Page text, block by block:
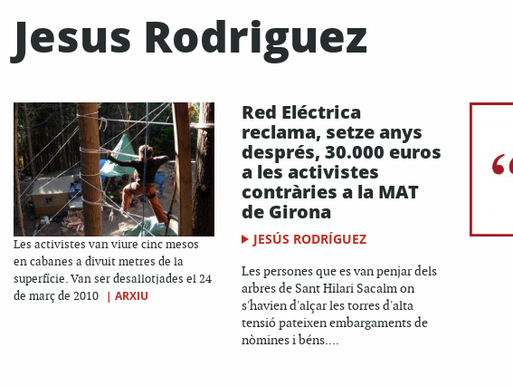
Jesus Rodriguez
Les activistes van viure cinc mesos
en cabanes a divuit metres de la
superfície. Van ser desallotjades el 24
de març de 2010
| ARXIU
Red Eléctrica
reclama, setze anys
després, 30.000 euros
a les activistes
contràries a la MAT
de Girona
JESÚS RODRÍGUEZ
Les persones que es van penjar dels
arbres de Sant Hilari Sacalm on
s'havien d'alçar les torres d'alta
tensió pateixen embargaments de
nòmines i béns....